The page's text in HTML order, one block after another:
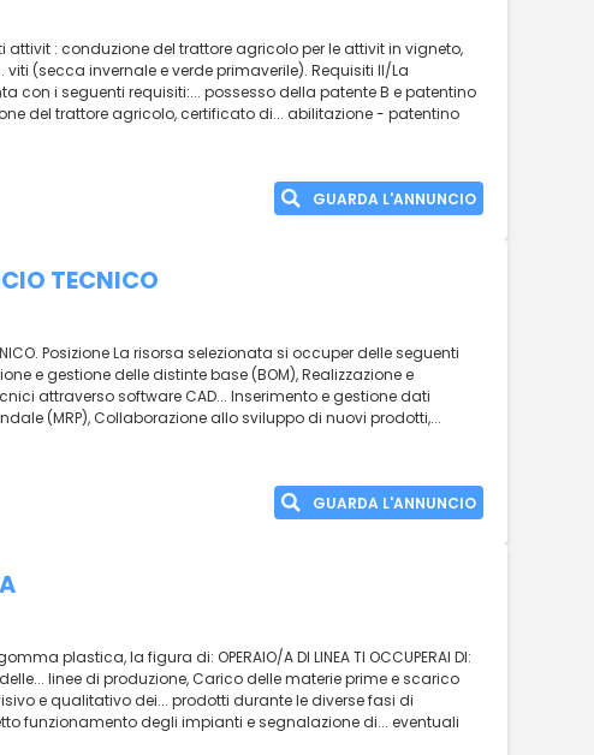
attivit : conduzione del trattore agricolo per le attivit in vigneto,
(secca invernale e verde primaverile). Requisiti ll/La
con i seguenti requisiti:... possesso della patente B e patentino
del trattore agricolo, certificato di... abilitazione - patentino
GUARDA L'ANNUNCIO
TECNICO
Posizione La risorsa selezionata si occuper delle seguenti
e gestione delle distinte base (BOM), Realizzazione e
attraverso software CAD... Inserimento e gestione dati
(MRP), Collaborazione allo sviluppo di nuovi prodotti,...
GUARDA L'ANNUNCIO
plastica, la figura di: OPERAIO/A DI LINEA TI OCCUPERAI DI:
linee di produzione, Carico delle materie prime e scarico
e qualitativo dei... prodotti durante le diverse fasi di
funzionamento degli impianti e segnalazione di... eventuali